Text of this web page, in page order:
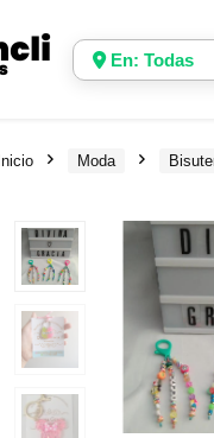
En: Todas
Inicio Moda